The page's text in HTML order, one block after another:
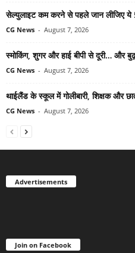
सेल्युलाइट कम करने से पहले जान लीजिए ये
CG News - August 7, 2026
स्मोकिंग, शुगर और हाई बीपी से दूरी… और
CG News - August 7, 2026
थाईलैंड के स्कूल में गोलीबारी, शिक्षक और
CG News - August 7, 2026
Advertisements
Join on Facebook